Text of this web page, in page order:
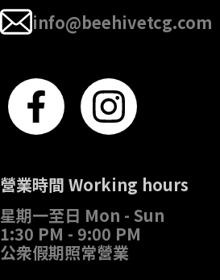
info@beehivetcg.com
營業時間 Working hours
星期一至日 Mon - Sun
1:30 PM - 9:00 PM
公衆假期照常營業